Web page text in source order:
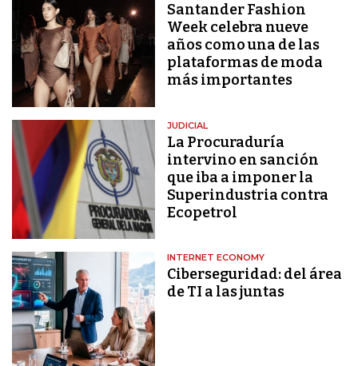
Santander Fashion
Week celebra nueve
años como una de las
plataformas de moda
más importantes
JUDICIAL
La Procuraduría
intervino en sanción
que iba a imponer la
Superindustria contra
Ecopetrol
INTERNET ECONOMY
Ciberseguridad: del área
de TI a las juntas